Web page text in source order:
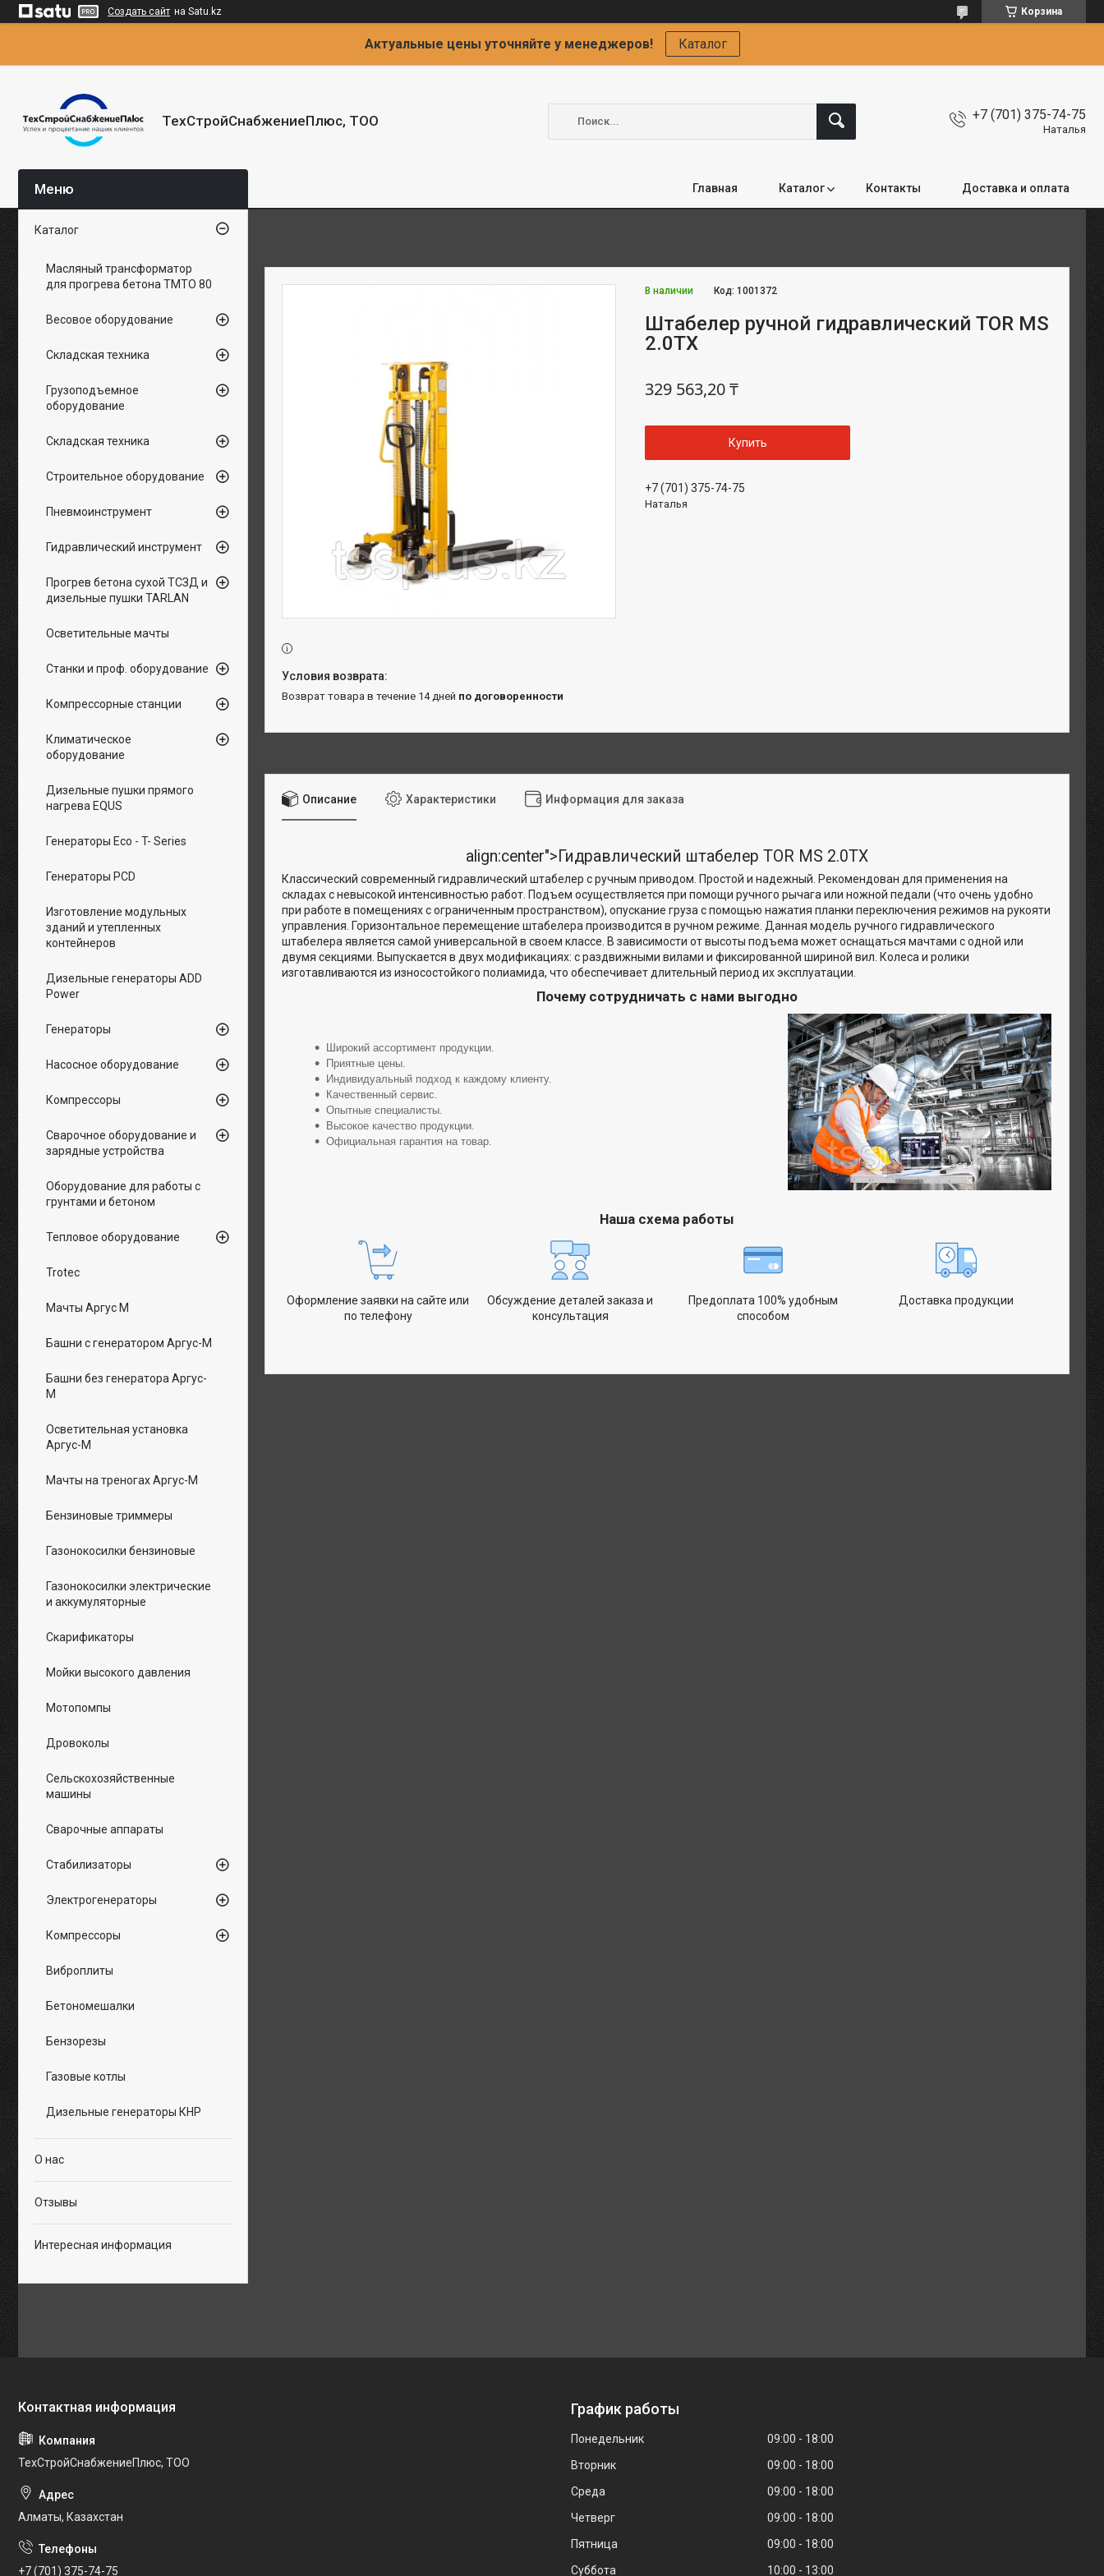
Создать сайт на Satu.kz Корзина
Актуальные цены уточняйте у менеджеров! Каталог
ТехСтройСнабжениеПлюс, ТОО +7 (701) 375-74-75
Наталья
Главная Каталог Контакты Доставка и оплата
В наличии Код:1001372
Штабелер ручной гидравлический TOR MS
2.0TX
329 563,20 ₸
Купить
+7 (701) 375-74-75
Наталья
возврат товара в течение 14 дней по договоренности
Описание Характеристики Информация для заказа
align:center">Гидравлический штабелер TOR MS 2.0TX
Классический современный гидравлический штабелер с ручным приводом. Простой и надежный. Рекомендован для применения на
складах с невысокой интенсивностью работ. Подъем осуществляется при помощи ручного рычага или ножной педали (что очень удобно
при работе в помещениях с ограниченным пространством), опускание груза с помощью нажатия планки переключения режимов на рукояти
управления. Горизонтальное перемещение штабелера производится в ручном режиме. Данная модель ручного гидравлического
штабелера является самой универсальной в своем классе. В зависимости от высоты подъема может оснащаться мачтами с одной или
двумя секциями. Выпускается в двух модификациях: с раздвижными вилами и фиксированной шириной вил. Колеса и ролики
изготавливаются из износостойкого полиамида, что обеспечивает длительный период их эксплуатации.
Почему сотрудничать с нами выгодно
Широкий ассортимент продукции.
Приятные цены.
Индивидуальный подход к каждому клиенту.
Качественный сервис.
Опытные специалисты.
Высокое качество продукции.
Официальная гарантия на товар.
Наша схема работы
Оформление заявки на сайте или
по телефону
Обсуждение деталей заказа и
консультация
Предоплата 100% удобным
способом
Доставка продукции
Каталог
Масляный трансформатор
для прогрева бетона ТМТО 80
Весовое оборудование
Складская техника
Грузоподъемное
оборудование
Складская техника
Строительное оборудование
Пневмоинструмент
Гидравлический инструмент
Прогрев бетона сухой ТСЗД и
дизельные пушки TARLAN
Осветительные мачты
Станки и проф. оборудование
Компрессорные станции
Климатическое
оборудование
Дизельные пушки прямого
нагрева EQUS
Генераторы Eco - T- Series
Генераторы PCD
Изготовление модульных
зданий и утепленных
контейнеров
Дизельные генераторы ADD
Power
Генераторы
Насосное оборудование
Компрессоры
Сварочное оборудование и
зарядные устройства
Оборудование для работы с
грунтами и бетоном
Тепловое оборудование
Trotec
Мачты Аргус М
Башни с генератором Аргус-М
Башни без генератора Аргус-
М
Осветительная установка
Аргус-М
Мачты на треногах Аргус-М
Бензиновые триммеры
Газонокосилки бензиновые
Газонокосилки электрические
и аккумуляторные
Скарификаторы
Мойки высокого давления
Мотопомпы
Дровоколы
Сельскохозяйственные
машины
Сварочные аппараты
Стабилизаторы
Электрогенераторы
Компрессоры
Виброплиты
Бетономешалки
Бензорезы
Газовые котлы
Дизельные генераторы КНР
О нас
Отзывы
Интересная информация
ТехСтройСнабжениеПлюс, ТОО
Алматы, Казахстан
+7 (701) 375-74-75
График работы
Понедельник 09:00
18:00
Вторник
09:00
18:00
Среда
09:00
18:00
Четверг
09:00
18:00
Пятница
09:00
18:00
Суббота
10:00 13:00